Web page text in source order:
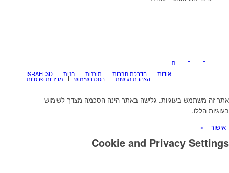
ISRAEL3D חנות תוכנות הדרכת חברות אודות
מדיניות פרטיות הסכם שימוש הצהרת נגישות
אתר זה משתמש בעוגיות. גלישה באתר הינה הסכמה מצדך לשימוש
בעוגיות הללו.
אישור
×
Cookie and Privacy Settings